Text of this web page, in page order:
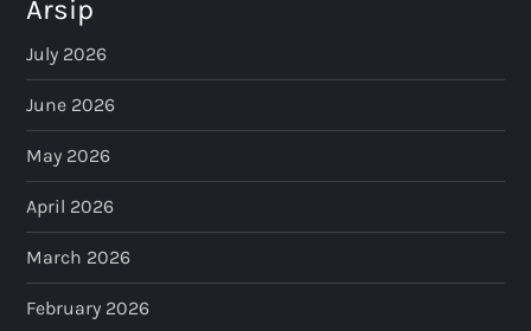
Arsip
July 2026
June 2026
May 2026
April 2026
March 2026
February 2026